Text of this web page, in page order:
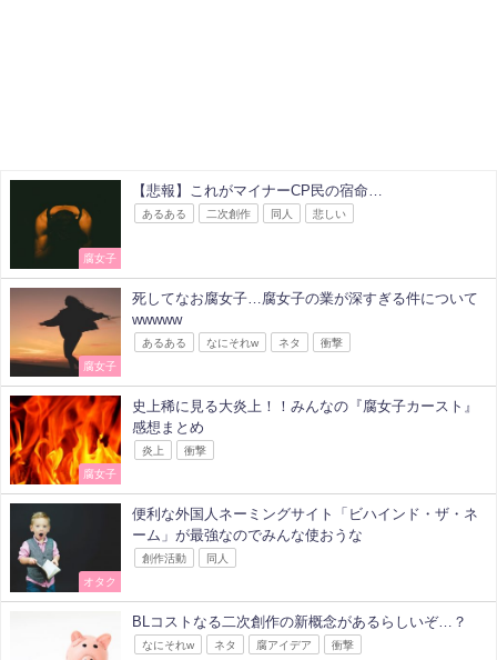
腐女子
【悲報】これがマイナーCP民の宿命…
あるある 二次創作 同人 悲しい
腐女子
死してなお腐女子…腐女子の業が深すぎる件について
wwwww
あるある なにそれw ネタ 衝撃
腐女子
史上稀に見る大炎上！！みんなの『腐女子カースト』
感想まとめ
炎上 衝撃
オタク
便利な外国人ネーミングサイト「ビハインド・ザ・ネ
ーム」が最強なのでみんな使おうな
創作活動 同人
BLコストなる二次創作の新概念があるらしいぞ…？
なにそれw ネタ 腐アイデア 衝撃